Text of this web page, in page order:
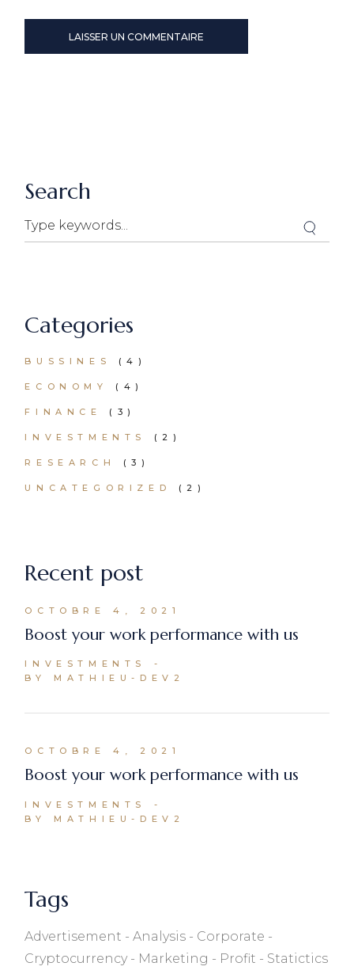
LAISSER UN COMMENTAIRE
Search
Categories
BUSSINES (4)
ECONOMY (4)
FINANCE (3)
INVESTMENTS (2)
RESEARCH (3)
UNCATEGORIZED (2)
Recent post
OCTOBRE 4, 2021
Boost your work performance with us
INVESTMENTS
BY MATHIEU-DEV2
OCTOBRE 4, 2021
Boost your work performance with us
INVESTMENTS
BY MATHIEU-DEV2
Tags
Advertisement Analysis
Corporate
Cryptocurrency
Marketing Profit Statictics